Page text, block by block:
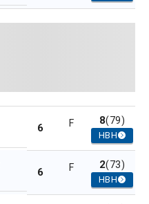
6 F 8(79)
HBH
6 F 2(73)
HBH